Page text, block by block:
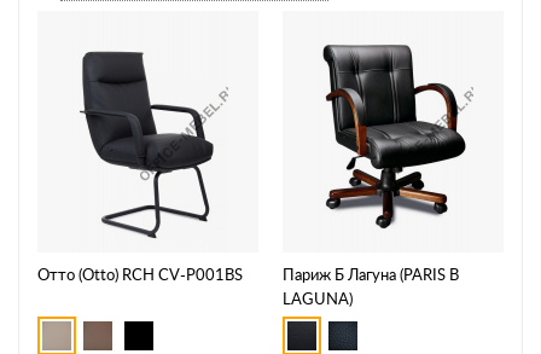
Отто (Otto) RCH CV-P001BS
Париж Б Лагуна (PARIS В
LAGUNA)